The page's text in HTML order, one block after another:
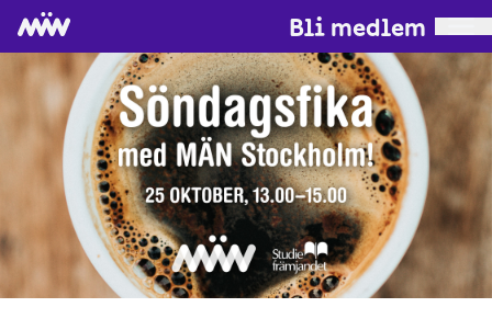
Bli medlem